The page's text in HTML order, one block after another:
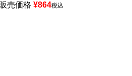
販売価格 ¥864税込